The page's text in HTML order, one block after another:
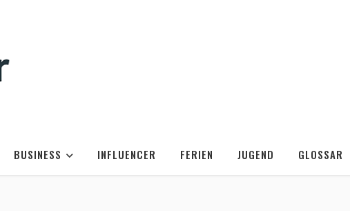
BUSINESS INFLUENCER FERIEN JUGEND GLOSSAR